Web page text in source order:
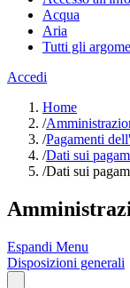
Acqua
Aria
Tutti gli
Accedi
Home
/
/Pagamenti
/Dati sui
/Dati sui
Espandi Menu
Disposizioni generali